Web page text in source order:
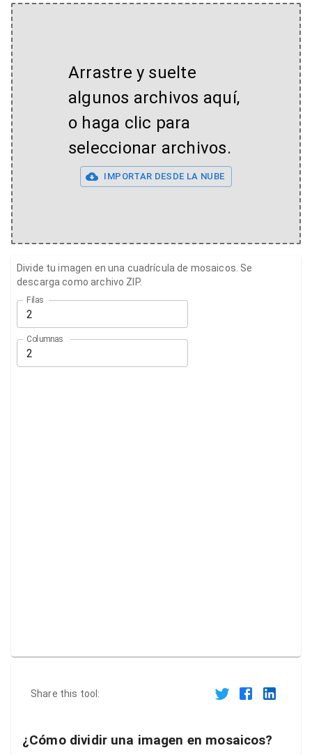
Arrastre y suelte
algunos archivos aquí,
o haga clic para
seleccionar archivos.
IMPORTAR DESDE LA NUBE
Divide tu imagen en una cuadrícula de mosaicos. Se
descarga como archivo ZIP.
Filas
Columnas
Share this tool:
¿Cómo dividir una imagen en mosaicos?